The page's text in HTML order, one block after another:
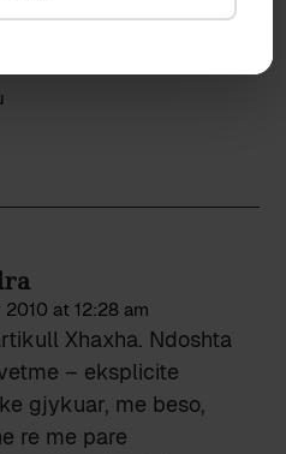
at 12:28 am
Xhaxha. Ndoshta
– eksplicite
gjykuar, me beso,
re me pare